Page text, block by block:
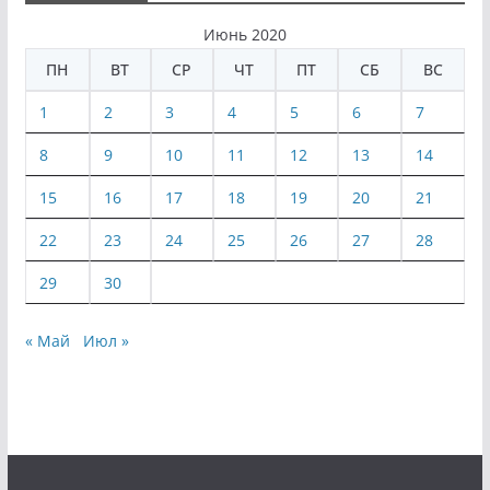
Июнь 2020
ПН
ВТ СР ЧТ ПТ СБ ВС
1 2 3 4 5 6 7
8 9 10 11 12 13 14
15 16 17 18 19 20 21
22 23 24 25 26 27 28
29 30
« Май Июл »